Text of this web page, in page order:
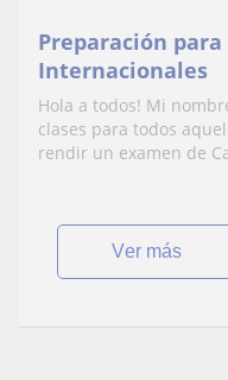
Preparación para
Internacionales
Hola a todos! Mi
clases para todos
rendir un examen de
ver más